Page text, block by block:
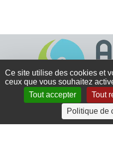
4 rue Crec’h-Ugen
22810 Belle Isle en
Ce site utilise des cookies et
ceux que vous souhaitez
Tout accepter
Tout
Politique de